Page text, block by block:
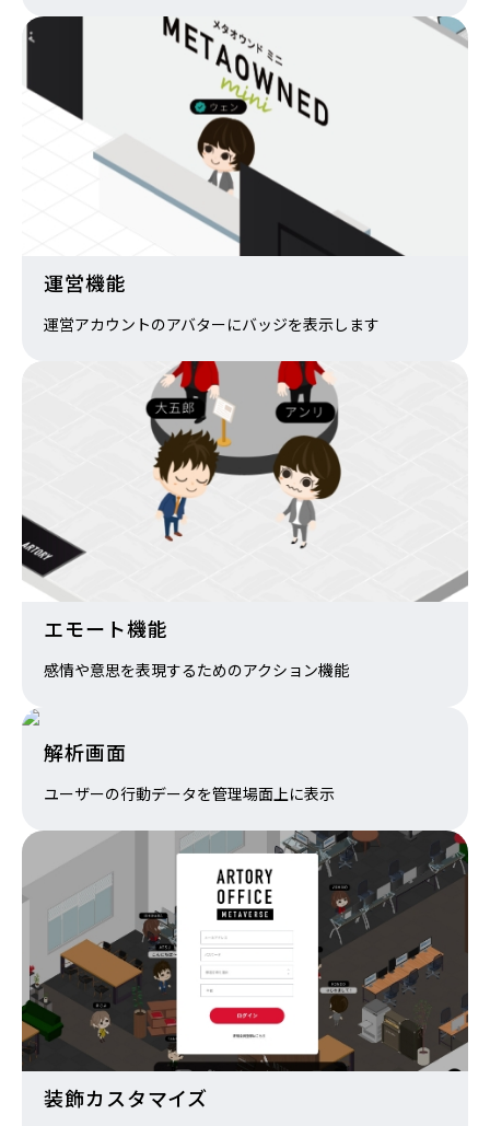
運営機能
運営アカウントのアバターにバッジを表示します
エモート機能
感情や意思を表現するためのアクション機能
解析画面
ユーザーの行動データを管理場面上に表示
装飾カスタマイズ